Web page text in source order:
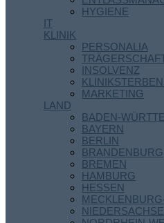
HYGIENE
IT
KLINIK
PERSONALIA
INSOLVENZ
MARKETING
LAND
BADEN-
BAYERN
BERLIN
BRANDENBURG
BREMEN
HAMBURG
HESSEN